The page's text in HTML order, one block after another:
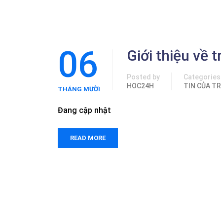
06
THÁNG MƯỜI
Giới thiệu về
Posted by
HOC24H
Categories
TIN CỦA
Đang cập nhật
READ MORE